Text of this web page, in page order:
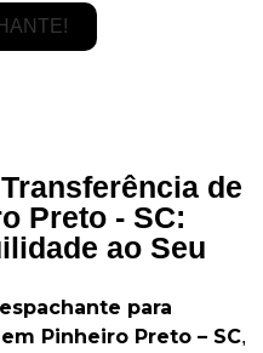
de
Preto - SC:
ao Seu
para
Pinheiro Preto – SC,